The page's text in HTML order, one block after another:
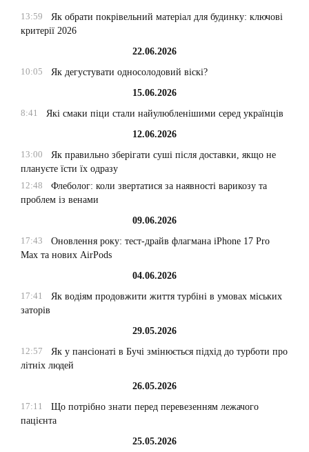
13:59
Як обрати покрівельний матеріал для будинку: ключові
критерії 2026
22.06.2026
10:05
Як дегустувати односолодовий віскі?
15.06.2026
8:41
Які смаки піци стали найулюбленішими серед українців
12.06.2026
13:00
Як правильно зберігати суші після доставки, якщо не
плануєте їсти їх одразу
12:48
Флеболог: коли звертатися за наявності варикозу та
проблем із венами
09.06.2026
17:43
Оновлення року: тест-драйв флагмана iPhone 17 Pro
Max та нових AirPods
04.06.2026
17:41
Як водіям продовжити життя турбіні в умовах міських
заторів
29.05.2026
12:57
Як у пансіонаті в Бучі змінюється підхід до турботи про
літніх людей
26.05.2026
17:11
Що потрібно знати перед перевезенням лежачого
пацієнта
25.05.2026